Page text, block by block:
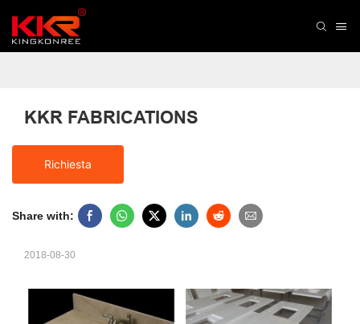
KKR FABRICATIONS
Richiesta
Share with:
2018-08-30